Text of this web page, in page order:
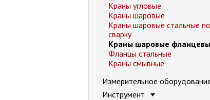
Краны угловые
Краны шаровые
Краны шаровые стальные
сварку
Краны шаровые
Фланцы стальные
Краны смывные
Измерительное
Инструмент